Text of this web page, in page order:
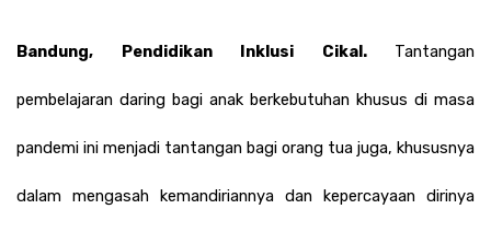
Bandung, Pendidikan Inklusi Cikal. Tantangan
pembelajaran daring bagi anak berkebutuhan khusus di masa
pandemi ini menjadi tantangan bagi orang tua juga, khususnya
dalam mengasah kemandiriannya dan kepercayaan dirinya